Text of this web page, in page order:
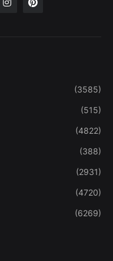
(3585)
(515)
(4822)
(388)
(2931)
(4720)
(6269)